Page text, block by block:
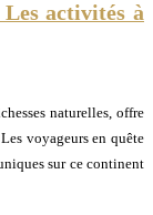
activités à
naturelles, offre
voyageurs en quête
sur ce continent